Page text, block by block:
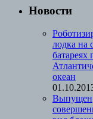
Новости
лодка на
батареях
океан
Выпущен